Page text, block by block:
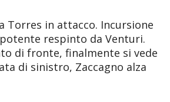
Torres in attacco. Incursione
respinto da Venturi.
di fronte, finalmente si vede
di sinistro, Zaccagno alza